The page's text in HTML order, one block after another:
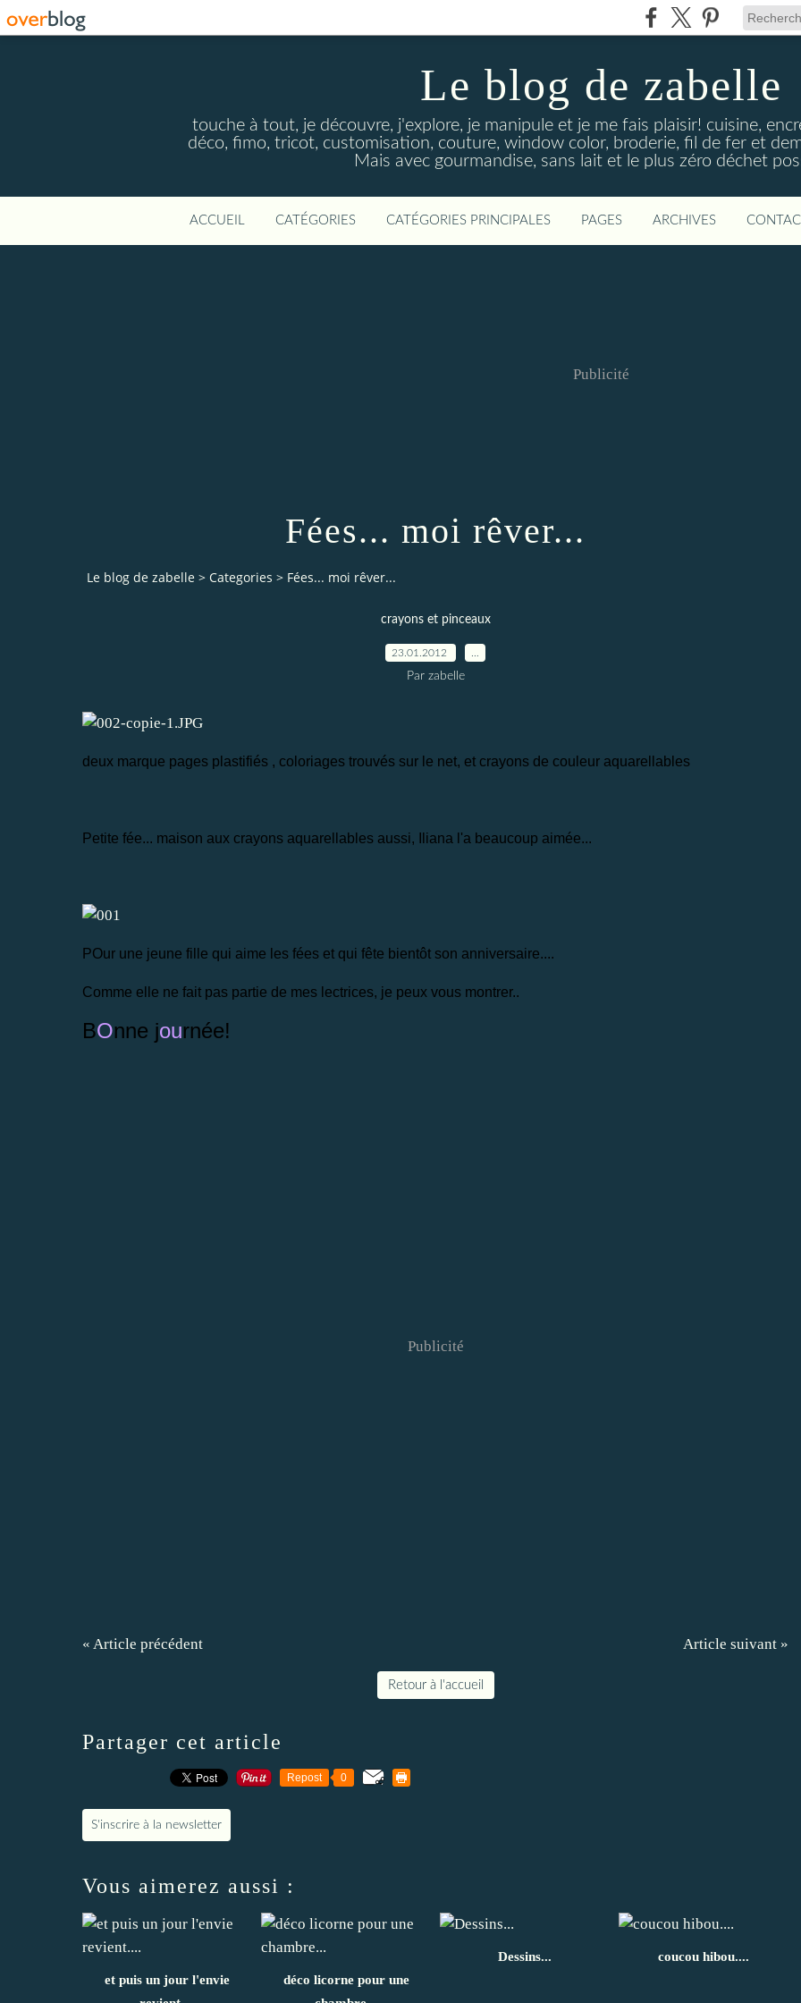
Le blog de zabelle
touche à tout, je découvre, j'explore, je manipule et je me fais plaisir! cuisine,
déco, fimo, tricot, customisation, couture, window color, broderie, fil de fer et
Mais avec gourmandise, sans lait et le plus zéro déchet
ACCUEIL CATÉGORIES CATÉGORIES PRINCIPALES PAGES ARCHIVES
Publicité
Fées... moi rêver...
Le blog de zabelle > Categories > Fées... moi rêver...
crayons et pinceaux
23.01.2012
Par zabelle
deux marque pages plastifiés , coloriages trouvés sur le net, et crayons de couleur aquarellables
Petite fée... maison aux crayons aquarellables aussi, Iliana l'a beaucoup aimée...
POur une jeune fille qui aime les fées et qui fête bientôt son anniversaire....
Comme elle ne fait pas partie de mes lectrices, je peux vous montrer..
BOnne journée!
Publicité
« Article précédent Article suivant »
Retour à l'accueil
Partager cet article
Repost 0
S'inscrire à la newsletter
Vous aimerez aussi :
et puis un jour l'envie
déco licorne pour une
Dessins... coucou hibou....